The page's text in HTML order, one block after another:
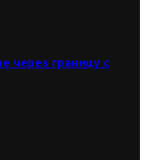
через границу с